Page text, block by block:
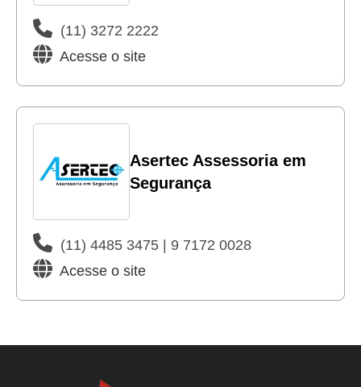
(11) 3272 2222
Acesse o site
Asertec Assessoria em
Segurança
(11) 4485 3475 | 9 7172 0028
Acesse o site